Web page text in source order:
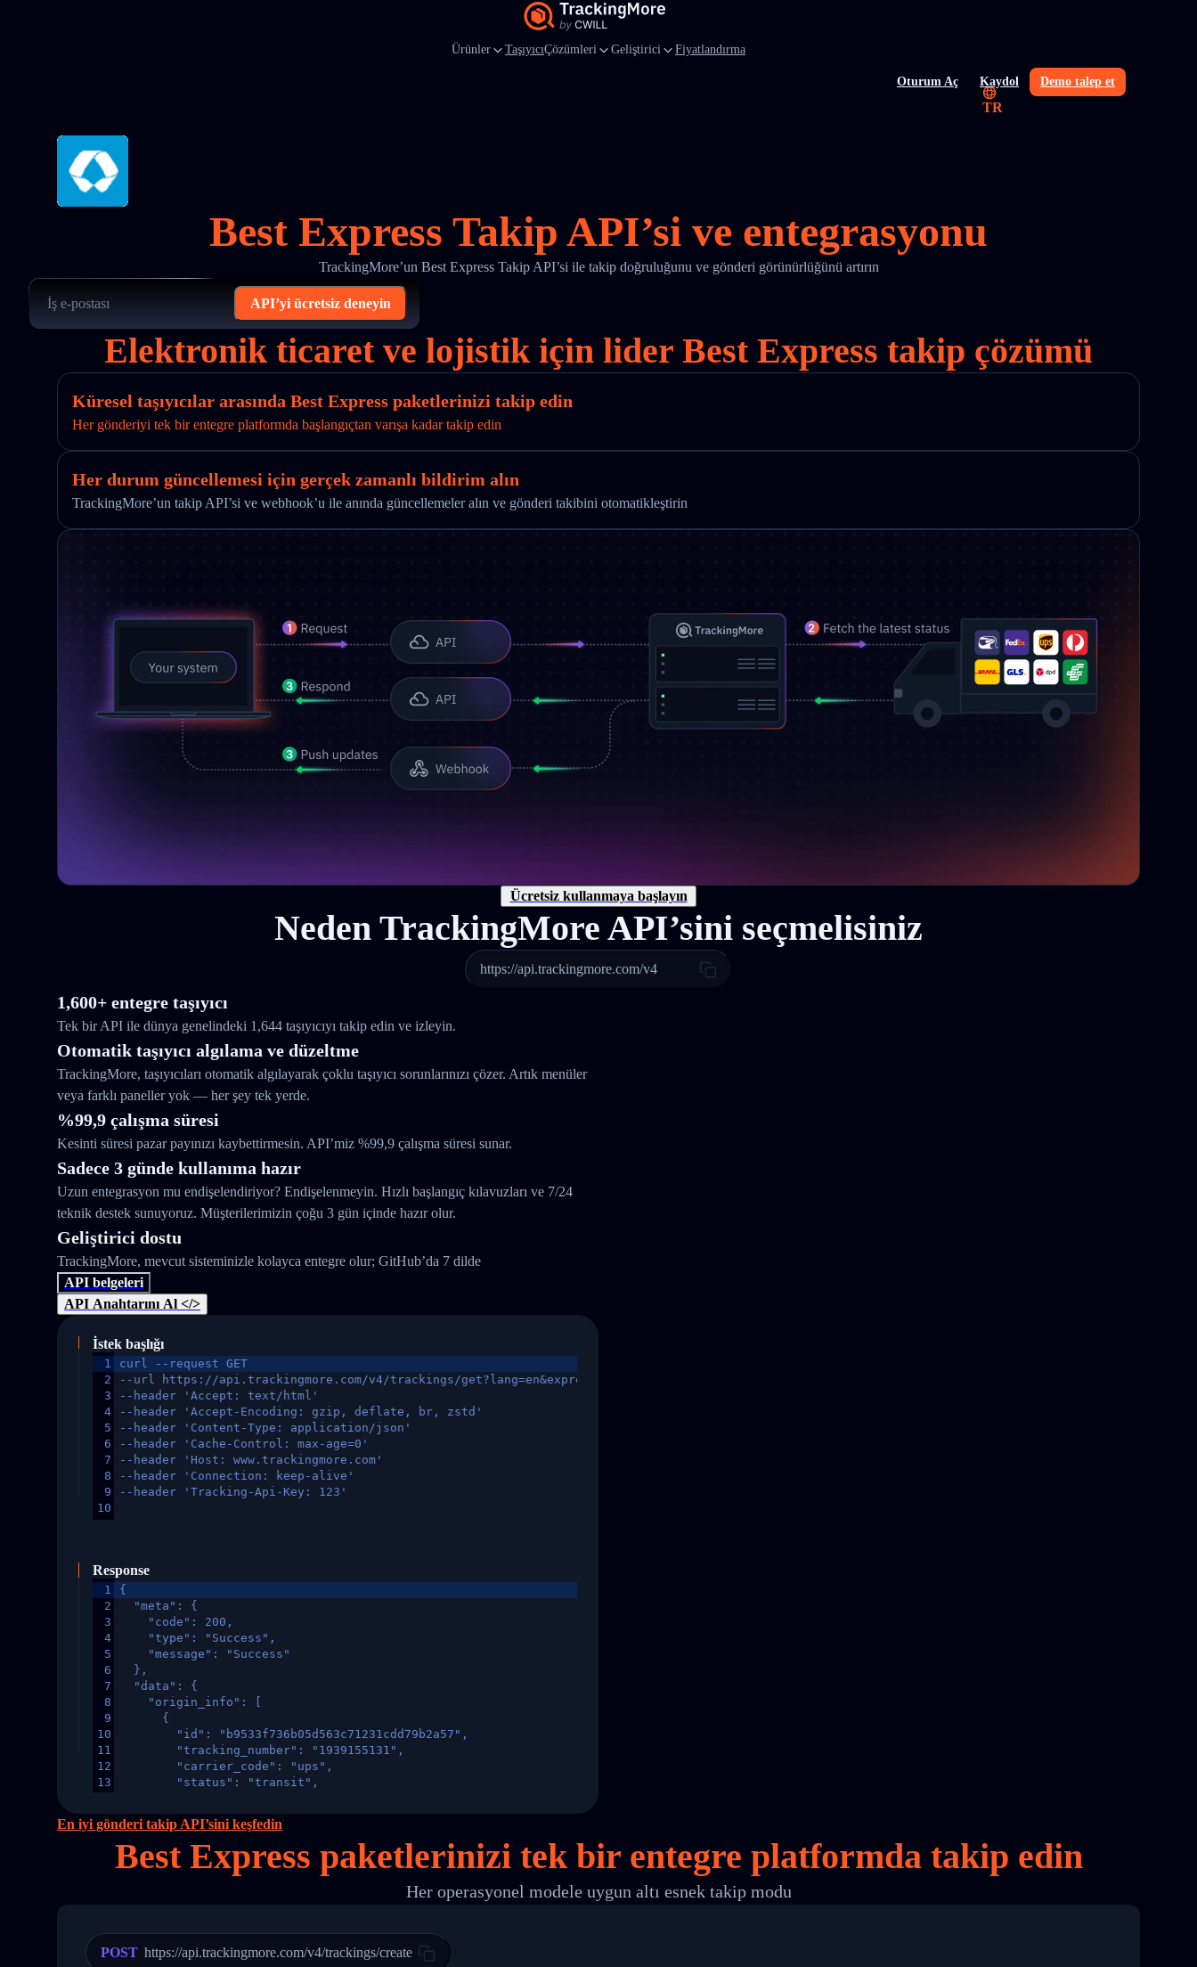
Ürünler TaşıyıcıÇözümleri Geliştirici Fiyatlandırma
Oturum Aç Kaydol Demo talep et
TR
Best Express Takip API’si ve entegrasyonu
TrackingMore’un Best Express Takip API’si ile takip doğruluğunu ve gönderi görünürlüğünü artırın
API’yi ücretsiz deneyin
Elektronik ticaret ve lojistik için lider Best Express takip çözümü
Küresel taşıyıcılar arasında Best Express paketlerinizi takip edin
Her gönderiyi tek bir entegre platformda başlangıçtan varışa kadar takip edin
Her durum güncellemesi için gerçek zamanlı bildirim alın
TrackingMore’un takip API’si ve webhook’u ile anında güncellemeler alın ve gönderi takibini otomatikleştirin
Ücretsiz kullanmaya başlayın
Neden TrackingMore API’sini seçmelisiniz
https://api.trackingmore.com/v4
1,600+ entegre taşıyıcı
Tek bir API ile dünya genelindeki 1,644 taşıyıcıyı takip edin ve izleyin.
Otomatik taşıyıcı algılama ve düzeltme
TrackingMore, taşıyıcıları otomatik algılayarak çoklu taşıyıcı sorunlarınızı çözer. Artık menüler
veya farklı paneller yok — her şey tek yerde.
%99,9 çalışma süresi
Kesinti süresi pazar payınızı kaybettirmesin. API’miz %99,9 çalışma süresi sunar.
Sadece 3 günde kullanıma hazır
Uzun entegrasyon mu endişelendiriyor? Endişelenmeyin. Hızlı başlangıç kılavuzları ve 7/24
teknik destek sunuyoruz. Müşterilerimizin çoğu 3 gün içinde hazır olur.
Geliştirici dostu
TrackingMore, mevcut sisteminizle kolayca entegre olur; GitHub’da 7 dilde
API belgeleri
API Anahtarını Al </>
İstek başlığı
1
2
3
4
5
6
7
8
9
10
curl --request GET
--url https://api.trackingmore.com/v4/trackings/get?lang=en&express=ups&tracknumber=1939155131
--header 'Accept: text/html'
--header 'Accept-Encoding: gzip, deflate, br, zstd'
--header 'Content-Type: application/json'
--header 'Cache-Control: max-age=0'
--header 'Host: www.trackingmore.com'
--header 'Connection: keep-alive'
--header 'Tracking-Api-Key: 123'
Response
1
2
3
4
5
6
7
8
9
10
11
12
13
16
24
{
  "meta": {
    "code": 200,
    "type": "Success",
    "message": "Success"
  },
  "data": {
    "origin_info": [
      {
        "id": "b9533f736b05d563c71231cdd79b2a57",
        "tracking_number": "1939155131",
        "carrier_code": "ups",
        "status": "transit",
        "itemTimeLength": 2,
        "weblink": "",
        "phone": null,
        "trackinfo": [
            "Details": "Departed Facility in HONG KONG-HONG KONG, HONG KONG-HONG KONG,2017-03-08 04:22:00"
          },
En iyi gönderi takip API’sini keşfedin
Best Express paketlerinizi tekbir entegre platformda takip edin
Her operasyonel modele uygun altı esnek takip modu
POST https://api.trackingmore.com/v4/trackings/create